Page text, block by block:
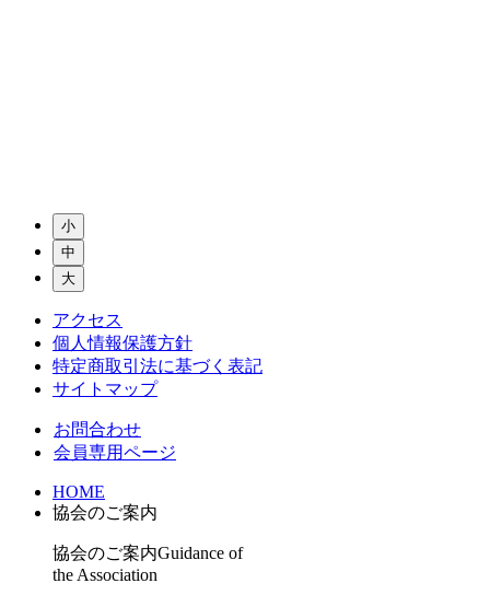
小
中
大
アクセス
個人情報保護方針
特定商取引法に基づく表記
サイトマップ
お問合わせ
会員専用ページ
HOME
協会のご案内
協会のご案内Guidance of
the Association